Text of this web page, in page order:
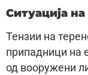
Ситуација
Тензии на
припадници на
од вооружени